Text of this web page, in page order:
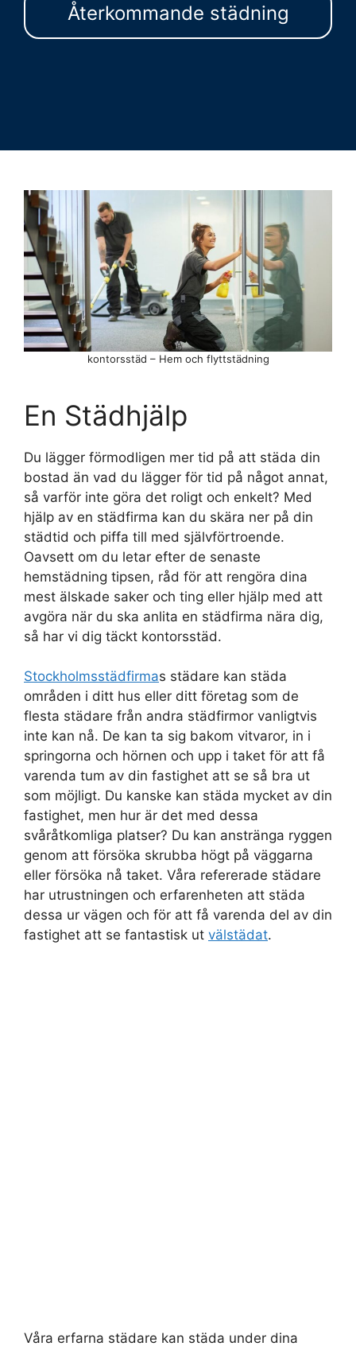
Återkommande städning
En Städhjälp
Du lägger förmodligen mer tid på att städa din
bostad än vad du lägger för tid på något annat,
så varför inte göra det roligt och enkelt? Med
hjälp av en städfirma kan du skära ner på din
städtid och piffa till med självförtroende.
Oavsett om du letar efter de senaste
hemstädning tipsen, råd för att rengöra dina
mest älskade saker och ting eller hjälp med att
avgöra när du ska anlita en städfirma nära dig,
så har vi dig täckt kontorsstäd.
Stockholmsstädfirmas städare kan städa
områden i ditt hus eller ditt företag som de
flesta städare från andra städfirmor vanligtvis
inte kan nå. De kan ta sig bakom vitvaror, in i
springorna och hörnen och upp i taket för att få
varenda tum av din fastighet att se så bra ut
som möjligt. Du kanske kan städa mycket av din
fastighet, men hur är det med dessa
svåråtkomliga platser? Du kan anstränga ryggen
genom att försöka skrubba högt på väggarna
eller försöka nå taket. Våra refererade städare
har utrustningen och erfarenheten att städa
dessa ur vägen och för att få varenda del av din
fastighet att se fantastisk ut välstädat.
Våra erfarna städare kan städa under dina
kontorsstäd – Hem och flyttstädning